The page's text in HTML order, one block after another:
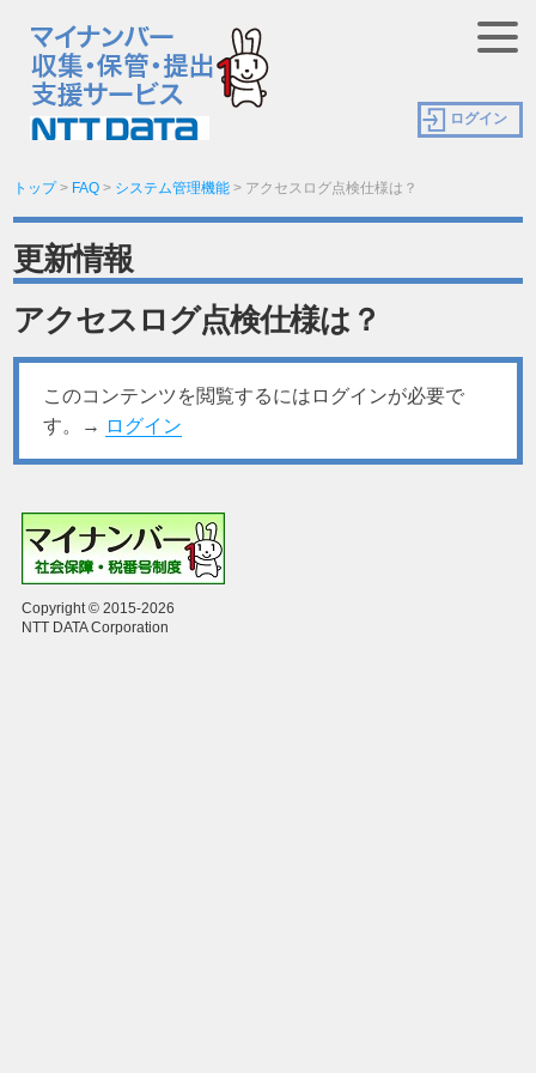
ログイン
トップ> FAQ > システム管理機能 > アクセスログ点検仕様は？
更新情報
アクセスログ点検仕様は？
このコンテンツを閲覧するにはログインが必要で
す。→ ログイン
Copyright © 2015-2026
NTT DATA Corporation